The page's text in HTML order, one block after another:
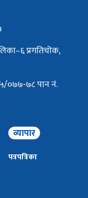
प्रगतिचोक,
०७७-७८ पान नं.
व्यापार
पत्रपत्रिका